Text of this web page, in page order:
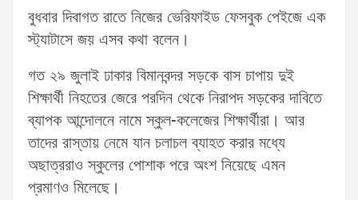
বুধবার দিবাগত রাতে নিজের ভেরিফাইড ফেসবুক পেইজে এক
স্ট্যাটাসে জয় এসব কথা বলেন।
গত ২৯ জুলাই ঢাকার বিমানবন্দর সড়কে বাস চাপায় দুই
শিক্ষার্থী নিহতের জেরে পরদিন থেকে নিরাপদ সড়কের দাবিতে
ব্যাপক আন্দোলনে নামে স্কুল-কলেজের শিক্ষার্থীরা। আর
তাদের রাস্তায় নেমে যান চলাচল ব্যাহত করার মধ্যে
অছাত্ররাও স্কুলের পোশাক পরে অংশ নিয়েছে এমন
প্রমাণও মিলেছে।